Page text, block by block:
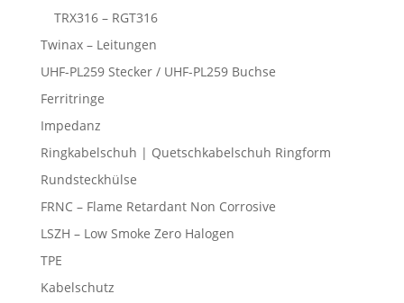
TRX316 – RGT316
Twinax – Leitungen
UHF-PL259 Stecker / UHF-PL259 Buchse
Ferritringe
Impedanz
Ringkabelschuh | Quetschkabelschuh Ringform
Rundsteckhülse
FRNC – Flame Retardant Non Corrosive
LSZH – Low Smoke Zero Halogen
TPE
Kabelschutz